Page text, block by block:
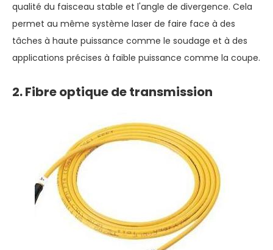
qualité du faisceau stable et l'angle de divergence. Cela
permet au même système laser de faire face à des
tâches à haute puissance comme le soudage et à des
applications précises à faible puissance comme la coupe.
2. Fibre optique de transmission